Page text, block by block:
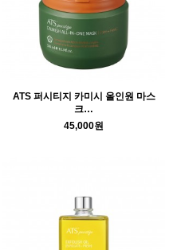
ATS 퍼시티지 카미시 올인원 마스
크…
45,000원